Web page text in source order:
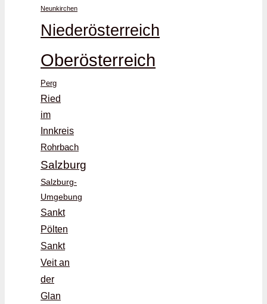
Neunkirchen
Niederösterreich
Oberösterreich
Perg
Ried
im
Innkreis
Rohrbach
Salzburg
Salzburg-
Umgebung
Sankt
Pölten
Sankt
Veit an
der
Glan